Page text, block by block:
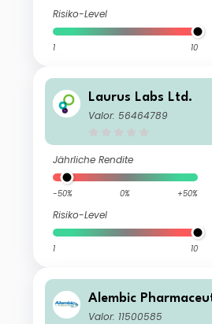
Risiko-Level
1 10
Laurus Labs Ltd.
Valor: 56464789
Jährliche Rendite
-50% 0% +50%
Risiko-Level
1 10
Alembic
Valor: 11500585